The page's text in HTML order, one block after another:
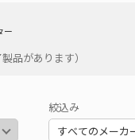
ー
品があります）
絞込み